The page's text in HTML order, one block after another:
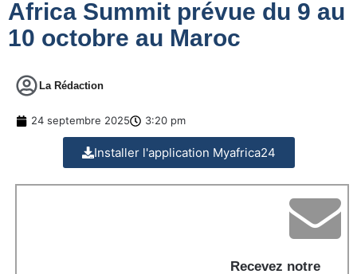
Africa Summit prévue du 9 au
10 octobre au Maroc
La Rédaction
24 septembre 2025 3:20 pm
Installer l'application Myafrica24
Recevez notre